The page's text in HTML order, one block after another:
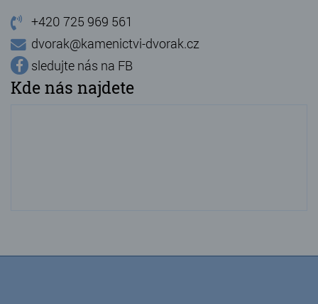
+420 725 969 561
dvorak@kamenictvi-dvorak.cz
sledujte nás na FB
Kde nás najdete